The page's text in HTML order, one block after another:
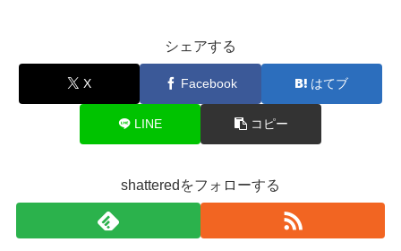
シェアする
X Facebook はてブ
LINE コピー
shatteredをフォローする